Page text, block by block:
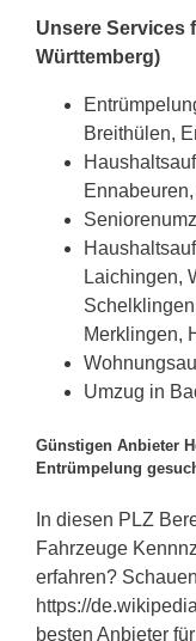
Unsere Services
Württemberg)
Breithülen,
Laichingen,
Merklingen,
Umzug in
Günstigen Anbieter
Entrümpelung
In diesen PLZ
Fahrzeuge
erfahren?
https://
besten Anbieter